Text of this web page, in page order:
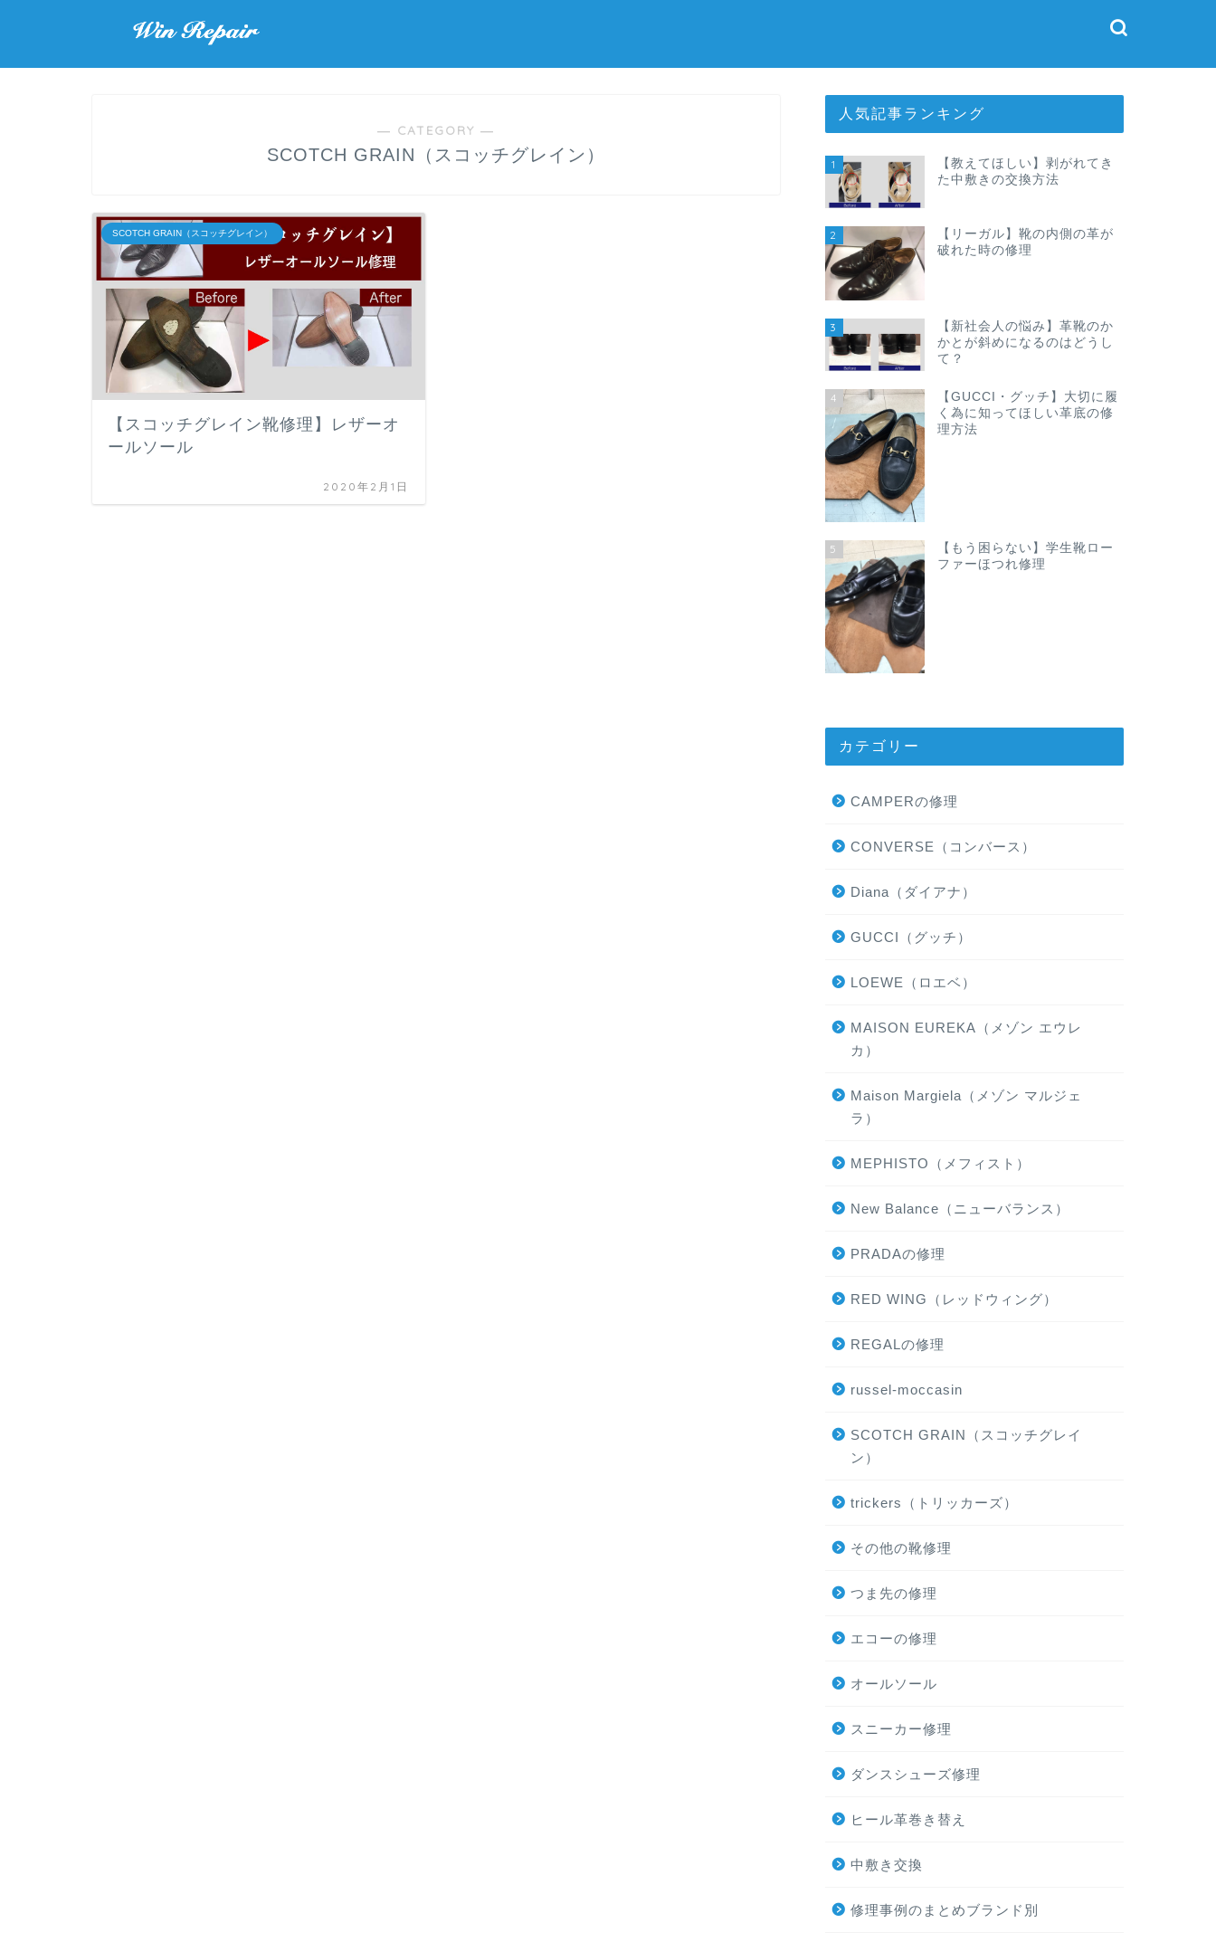
― CATEGORY ―
SCOTCH GRAIN（スコッチグレイン）
SCOTCH GRAIN（スコッチグレイン）
【スコッチグレイン靴修理】レザーオ
ールソール
2020年2月1日
人気記事ランキング
1
【教えてほしい】剥がれてき
た中敷きの交換方法
2
【リーガル】靴の内側の革が
破れた時の修理
3
【新社会人の悩み】革靴のか
かとが斜めになるのはどうし
て？
4
【GUCCI・グッチ】大切に履
く為に知ってほしい革底の修
理方法
5
【もう困らない】学生靴ロー
ファーほつれ修理
カテゴリー
CAMPERの修理
CONVERSE（コンバース）
Diana（ダイアナ）
GUCCI（グッチ）
LOEWE（ロエベ）
MAISON EUREKA（メゾン エウレ
カ）
Maison Margiela（メゾン マルジェ
ラ）
MEPHISTO（メフィスト）
New Balance（ニューバランス）
PRADAの修理
RED WING（レッドウィング）
REGALの修理
russel-moccasin
SCOTCH GRAIN（スコッチグレイ
ン）
trickers（トリッカーズ）
その他の靴修理
つま先の修理
エコーの修理
オールソール
スニーカー修理
ダンスシューズ修理
ヒール革巻き替え
中敷き交換
修理事例のまとめブランド別